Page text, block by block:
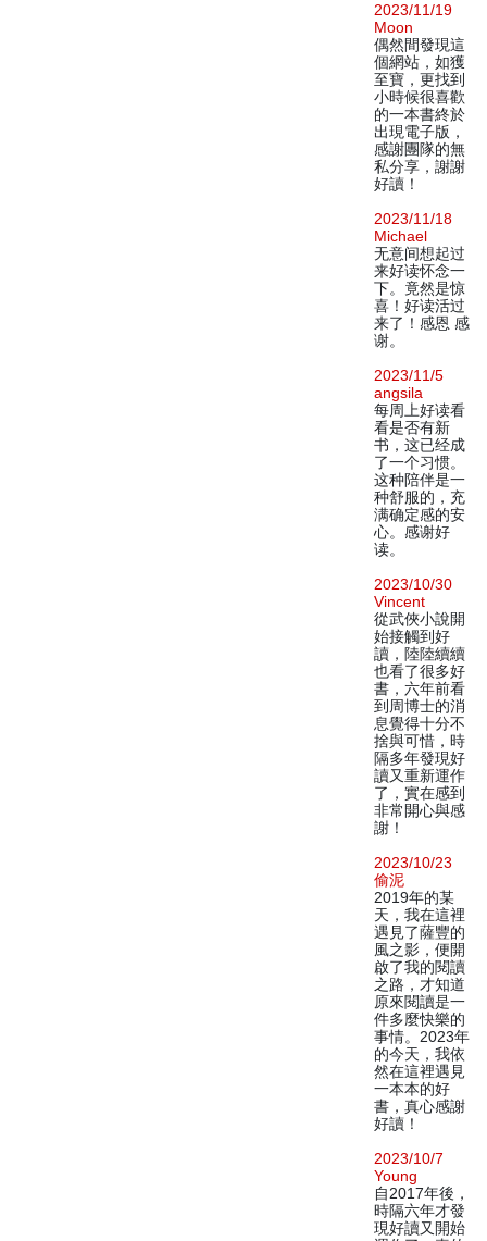
2023/11/19
Moon
偶然間發現這
個網站，如獲
至寶，更找到
小時候很喜歡
的一本書終於
出現電子版，
感謝團隊的無
私分享，謝謝
好讀！
2023/11/18
Michael
无意间想起过
来好读怀念一
下。竟然是惊
喜！好读活过
来了！感恩 感
谢。
2023/11/5
angsila
每周上好读看
看是否有新
书，这已经成
了一个习惯。
这种陪伴是一
种舒服的，充
满确定感的安
心。感谢好
读。
2023/10/30
Vincent
從武俠小說開
始接觸到好
讀，陸陸續續
也看了很多好
書，六年前看
到周博士的消
息覺得十分不
捨與可惜，時
隔多年發現好
讀又重新運作
了，實在感到
非常開心與感
謝！
2023/10/23
偷泥
2019年的某
天，我在這裡
遇見了薩豐的
風之影，便開
啟了我的閱讀
之路，才知道
原來閱讀是一
件多麼快樂的
事情。2023年
的今天，我依
然在這裡遇見
一本本的好
書，真心感謝
好讀！
2023/10/7
Young
自2017年後，
時隔六年才發
現好讀又開始